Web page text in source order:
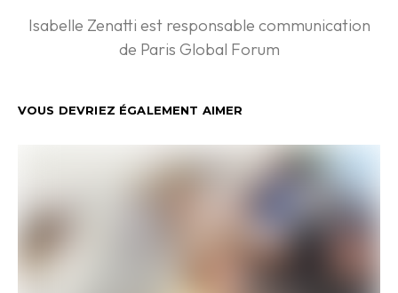
Isabelle Zenatti est responsable communication
de Paris Global Forum
VOUS DEVRIEZ ÉGALEMENT AIMER